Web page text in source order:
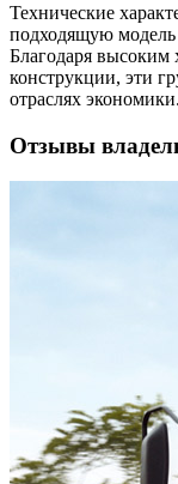
Технические
подходящую модель
Благодаря высоким
конструкции, эти
отраслях экономики.
Отзывы